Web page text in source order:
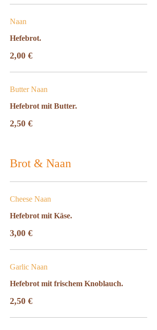
Naan
Hefebrot.
2,00 €
Butter Naan
Hefebrot mit Butter.
2,50 €
Brot & Naan
Cheese Naan
Hefebrot mit Käse.
3,00 €
Garlic Naan
Hefebrot mit frischem Knoblauch.
2,50 €